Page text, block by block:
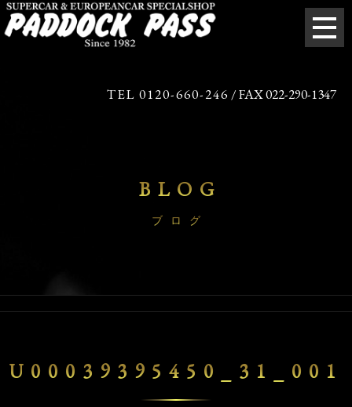
TEL 0120-660-246 / FAX 022-290-1347
BLOG
ブログ
U00039395450_31_001